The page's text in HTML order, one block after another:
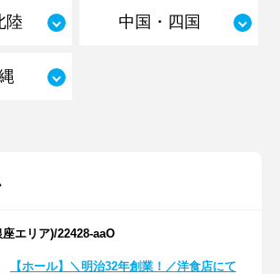
陸 中国・四国
エリア)/22428-aaO
【ホール】＼明治32年創業！／洋食店にて